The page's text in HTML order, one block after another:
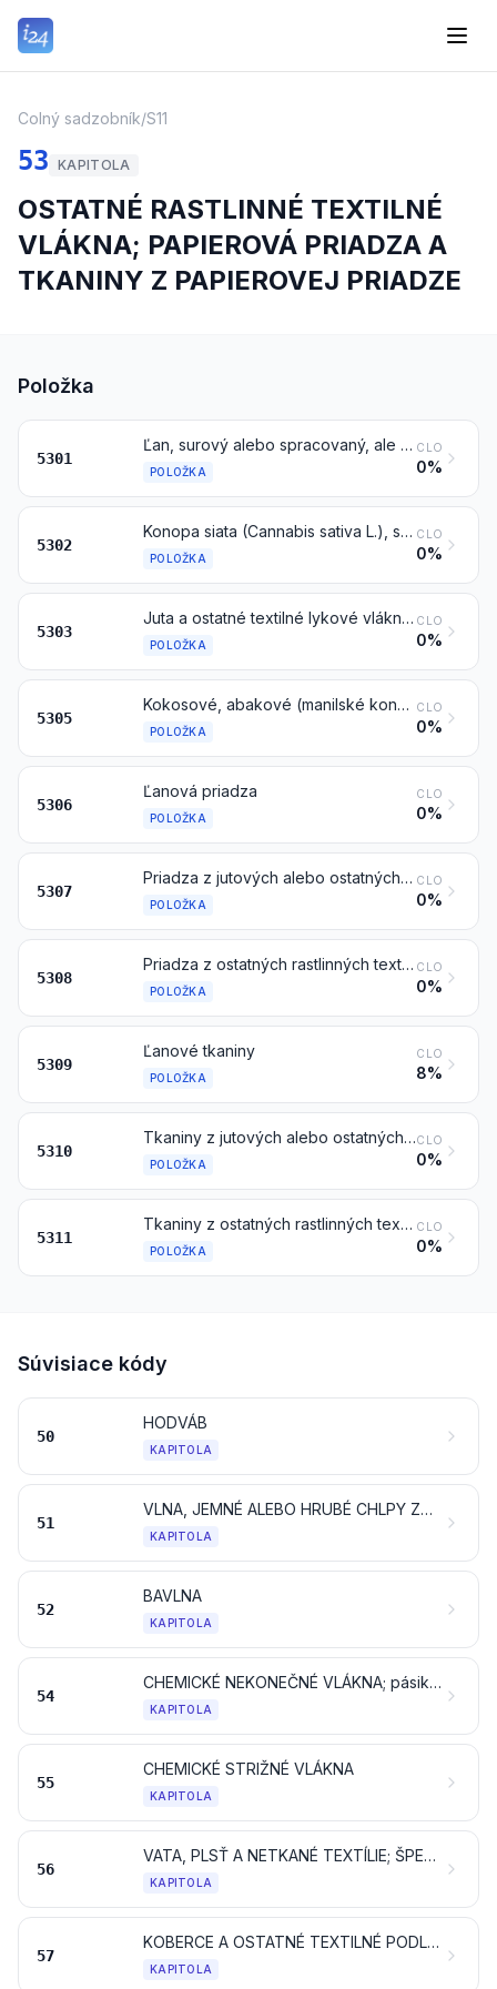
Colný sadzobník/S11
53 KAPITOLA
OSTATNÉ RASTLINNÉ TEXTILNÉ
VLÁKNA; PAPIEROVÁ PRIADZA A
TKANINY Z PAPIEROVEJ PRIADZE
Položka
5301
Ľan, surový alebo spracovaný, ale nespradený; ľanová kúdeľ a ľanový odpad (vrátane odpadu z priadze a trhaného materiálu)
POLOŽKA
CLO
0%
5302
Konopa siata (Cannabis sativa L.), surová alebo spracovaná, ale nespradená; kúdeľ a odpad z konopy siatej (vrátane odpadu z priadze a trhaného materiálu)
POLOŽKA
CLO
0%
5303
Juta a ostatné textilné lykové vlákna (okrem ľanu, konopy siatej a ramie), surové alebo spracované, ale nespradené; kúdeľ a odpad z týchto vlákien (vrátane odpadu z priadze a trhaného materiálu)
POLOŽKA
CLO
0%
5305
Kokosové, abakové (manilské konope alebo Musa textilis Nee), ramiové a ostatné rastlinné textilné vlákna, inde nešpecifikované ani nezahrnuté, surové alebo spracované, ale nespradené; kúdeľ, výčesky a odpad z týchto vlákien (vrátane odpadu z priadze a trhaného materiálu)
POLOŽKA
CLO
0%
5306
Ľanová priadza
POLOŽKA
CLO
0%
5307
Priadza z jutových alebo ostatných textilných lykových vlákien položky 5303
POLOŽKA
CLO
0%
5308
Priadza z ostatných rastlinných textilných vlákien; papierová priadza
POLOŽKA
CLO
0%
5309
Ľanové tkaniny
POLOŽKA
CLO
8%
5310
Tkaniny z jutových alebo ostatných textilných lykových vlákien položky 5303
POLOŽKA
CLO
0%
5311
Tkaniny z ostatných rastlinných textilných vlákien; tkaniny z papierovej priadze
POLOŽKA
CLO
0%
Súvisiace kódy
50
HODVÁB
KAPITOLA
51
VLNA, JEMNÉ ALEBO HRUBÉ CHLPY ZVIERAT; PRIADZA Z VLÁSIA A TKANINY Z VLÁSIA
KAPITOLA
52
BAVLNA
KAPITOLA
54
CHEMICKÉ NEKONEČNÉ VLÁKNA; pásik a podobné tvary z chemických textilných materiálov
KAPITOLA
55
CHEMICKÉ STRIŽNÉ VLÁKNA
KAPITOLA
56
VATA, PLSŤ A NETKANÉ TEXTÍLIE; ŠPECIÁLNE PRIADZE; MOTÚZY, ŠNÚRY, POVRAZY A LANÁ A VÝROBKY Z NICH
KAPITOLA
57
KOBERCE A OSTATNÉ TEXTILNÉ PODLAHOVÉ KRYTINY
KAPITOLA